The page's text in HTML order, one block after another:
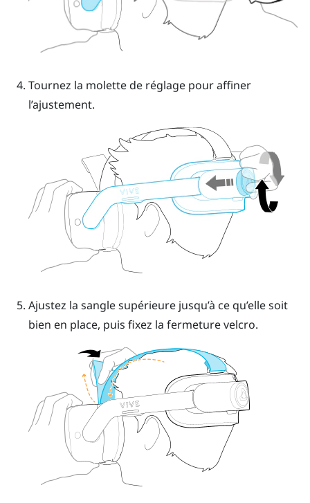
Tournez la molette de réglagepour affiner
l’ajustement.
Ajustez la sangle supérieure jusqu’à ce qu’elle soit
bien en place, puis fixez la fermeture velcro.